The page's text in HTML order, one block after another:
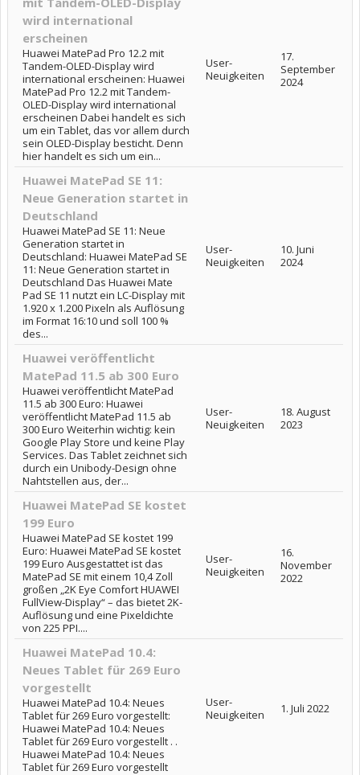
wird international
erscheinen
Huawei MatePad Pro 12.2 mit
Tandem-OLED-Display wird
international erscheinen: Huawei
MatePad Pro 12.2 mit Tandem-
OLED-Display wird international
erscheinen Dabei handelt es sich
um ein Tablet, das vor allem durch
sein OLED-Display besticht. Denn
hier handelt es sich um ein...
User-
Neuigkeiten
17.
September
2024
Huawei MatePad SE 11:
Neue Generation startet in
Deutschland
Huawei MatePad SE 11: Neue
Generation startet in
Deutschland: Huawei MatePad SE
11: Neue Generation startet in
Deutschland Das Huawei Mate
Pad SE 11 nutzt ein LC-Display mit
1.920 x 1.200 Pixeln als Auflösung
im Format 16:10 und soll 100 %
des...
User-
Neuigkeiten
10. Juni
2024
Huawei veröffentlicht
MatePad 11.5 ab 300 Euro
Huawei veröffentlicht MatePad
11.5 ab 300 Euro: Huawei
veröffentlicht MatePad 11.5 ab
300 Euro Weiterhin wichtig: kein
Google Play Store und keine Play
Services. Das Tablet zeichnet sich
durch ein Unibody-Design ohne
Nahtstellen aus, der...
User-
Neuigkeiten
18. August
2023
Huawei MatePad SE kostet
199 Euro
Huawei MatePad SE kostet 199
Euro: Huawei MatePad SE kostet
199 Euro Ausgestattet ist das
MatePad SE mit einem 10,4 Zoll
großen „2K Eye Comfort HUAWEI
FullView-Display“ – das bietet 2K-
Auflösung und eine Pixeldichte
von 225 PPI....
User-
Neuigkeiten
16.
November
2022
Huawei MatePad 10.4:
Neues Tablet für 269 Euro
vorgestellt
Huawei MatePad 10.4: Neues
Tablet für 269 Euro vorgestellt:
Huawei MatePad 10.4: Neues
Tablet für 269 Euro vorgestellt . .
Huawei MatePad 10.4: Neues
Tablet für 269 Euro vorgestellt
User-
Neuigkeiten
1. Juli 2022